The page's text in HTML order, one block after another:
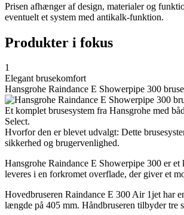
Prisen afhænger af design, materialer og
eventuelt et system med antikalk-funktion.
Produkter i fokus
1
Elegant brusekomfort
Hansgrohe Raindance E Showerpipe 300
Et komplet brusesystem fra Hansgrohe med
Select.
Hvorfor den er blevet udvalgt: Dette
sikkerhed og brugervenlighed.
Hansgrohe Raindance E Showerpipe 300 er et
leveres i en forkromet overflade, der giver et
Hovedbruseren Raindance E 300 Air 1jet har
længde på 405 mm. Håndbruseren tilbyder tre